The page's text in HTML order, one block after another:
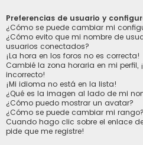
Preferencias de usuario y
¿Cómo se puede cambiar mi
¿Cómo evito que mi nombre de
usuarios conectados?
¡La hora en los foros no es correcta!
Cambié la zona horaria en mi perfil,
incorrecto!
¡Mi idioma no está en la lista!
¿Qué es la imagen al lado de mi
¿Cómo puedo mostrar un avatar?
¿Cómo se puede cambiar mi rango?
Cuando hago clic sobre el enlace
pide que me registre!